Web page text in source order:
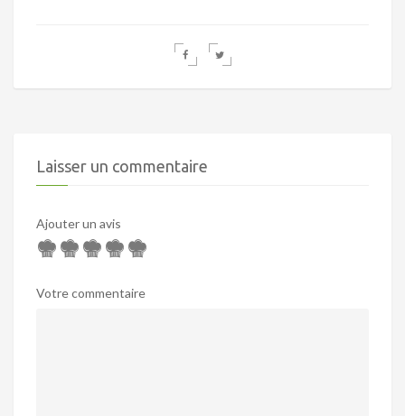
Laisser un commentaire
Ajouter un avis
Votre commentaire